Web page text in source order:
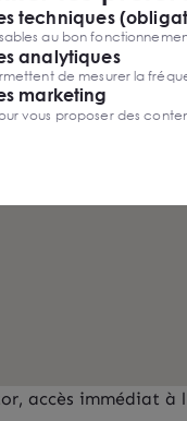
accès immédiat à
techniques
au bon
analytiques
de mesurer la
marketing
vous proposer des